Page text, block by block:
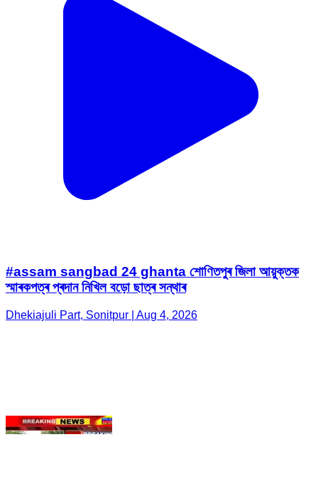
#assam sangbad 24 ghanta শোণিতপুৰ জিলা আয়ুক্তক
স্মাৰকপত্ৰ প্ৰদান নিখিল বড়ো ছাত্ৰ সন্থাৰ